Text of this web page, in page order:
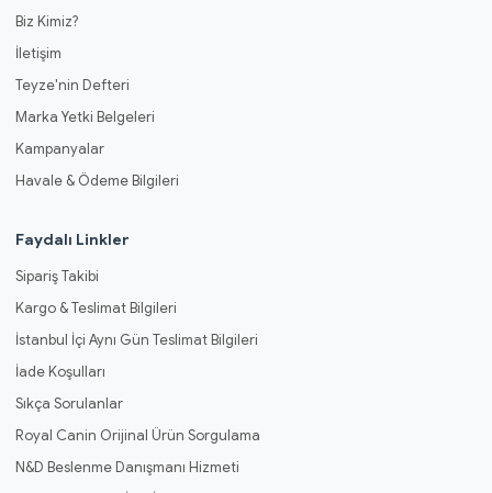
Biz Kimiz?
İletişim
Teyze'nin Defteri
Marka Yetki Belgeleri
Kampanyalar
Havale & Ödeme Bilgileri
Faydalı Linkler
Sipariş Takibi
Kargo & Teslimat Bilgileri
İstanbul İçi Aynı Gün Teslimat Bilgileri
İade Koşulları
Sıkça Sorulanlar
Royal Canin Orijinal Ürün Sorgulama
N&D Beslenme Danışmanı Hizmeti